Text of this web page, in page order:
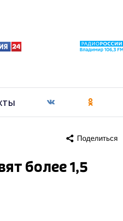
Поделиться
более 1,5